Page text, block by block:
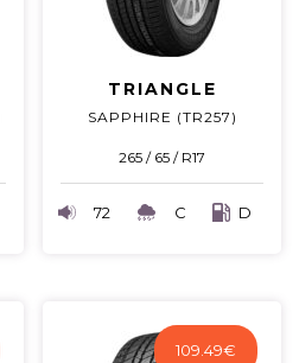
TRIANGLE
SAPPHIRE (TR257)
265 / 65 / R17
72 C D
109.49€